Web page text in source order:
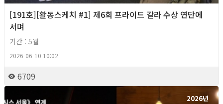
[191호][활동스케치 #1] 제6회 프라이드 갈라 수상 연단에
서며
기간 : 5월
2026-06-10 10:02
6709
2026년